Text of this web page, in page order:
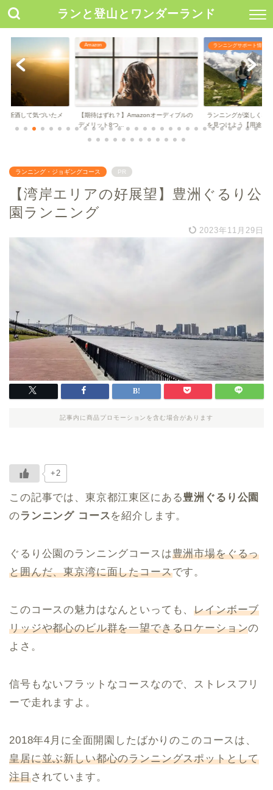
ランと登山とワンダーランド
断酒して気づいたメ
Amazon
【期待はずれ？】Amazonオーディブルの
デメリット8つ...
ランニングサポート情報
ランニングが楽しくな
を見つけよう【用途...
ランニング・ジョギングコース PR
【湾岸エリアの好展望】豊洲ぐるり公
園ランニング
2023年11月29日
記事内に商品プロモーションを含む場合があります
+2
この記事では、東京都江東区にある豊洲ぐるり公園
のランニング コースを紹介します。
ぐるり公園のランニングコースは豊洲市場をぐるっ
と囲んだ、東京湾に面したコースです。
このコースの魅力はなんといっても、レインボーブ
リッジや都心のビル群を一望できるロケーションの
よさ。
信号もないフラットなコースなので、ストレスフリ
ーで走れますよ。
2018年4月に全面開園したばかりのこのコースは、
皇居に並ぶ新しい都心のランニングスポットとして
注目されています。